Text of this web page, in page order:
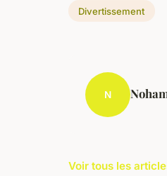
Divertissement
N
Voir tous les